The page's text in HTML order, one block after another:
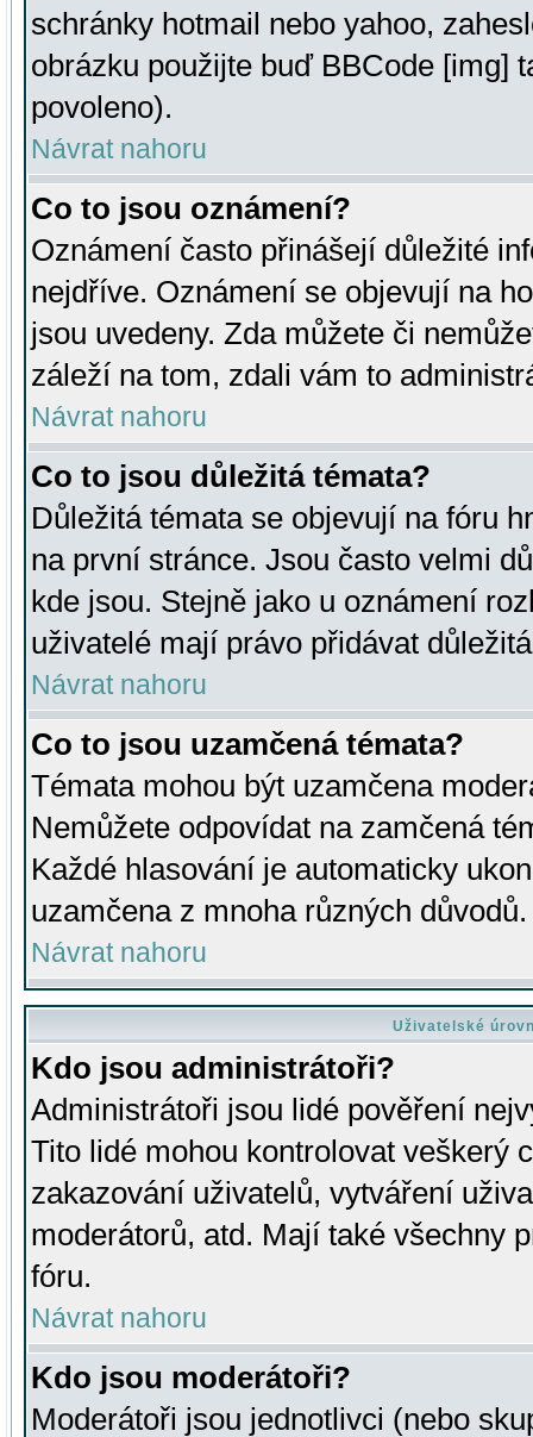
schránky hotmail nebo yahoo,
obrázku použijte buď BBCode [img]
povoleno).
Návrat nahoru
Co to jsou oznámení?
Oznámení často přinášejí důležité
nejdříve. Oznámení se objevují na
jsou uvedeny. Zda můžete či
záleží na tom, zdali vám to
Návrat nahoru
Co to jsou důležitá témata?
Důležitá témata se objevují na fóru
na první stránce. Jsou často velmi
kde jsou. Stejně jako u oznámení
uživatelé mají právo přidávat
Návrat nahoru
Co to jsou uzamčená témata?
Témata mohou být uzamčena
Nemůžete odpovídat na zamčená
Každé hlasování je automaticky
uzamčena z mnoha různých důvodů.
Návrat nahoru
Uživatelské
Kdo jsou administrátoři?
Administrátoři jsou lidé pověření
Tito lidé mohou kontrolovat veškerý
zakazování uživatelů, vytváření
moderátorů, atd. Mají také všechny
fóru.
Návrat nahoru
Kdo jsou moderátoři?
Moderátoři jsou jednotlivci (nebo